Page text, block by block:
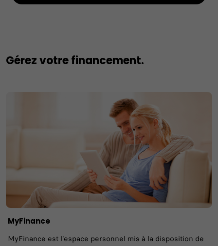
Gérez votre financement.
MyFinance
MyFinance est l'espace personnel mis à la disposition de